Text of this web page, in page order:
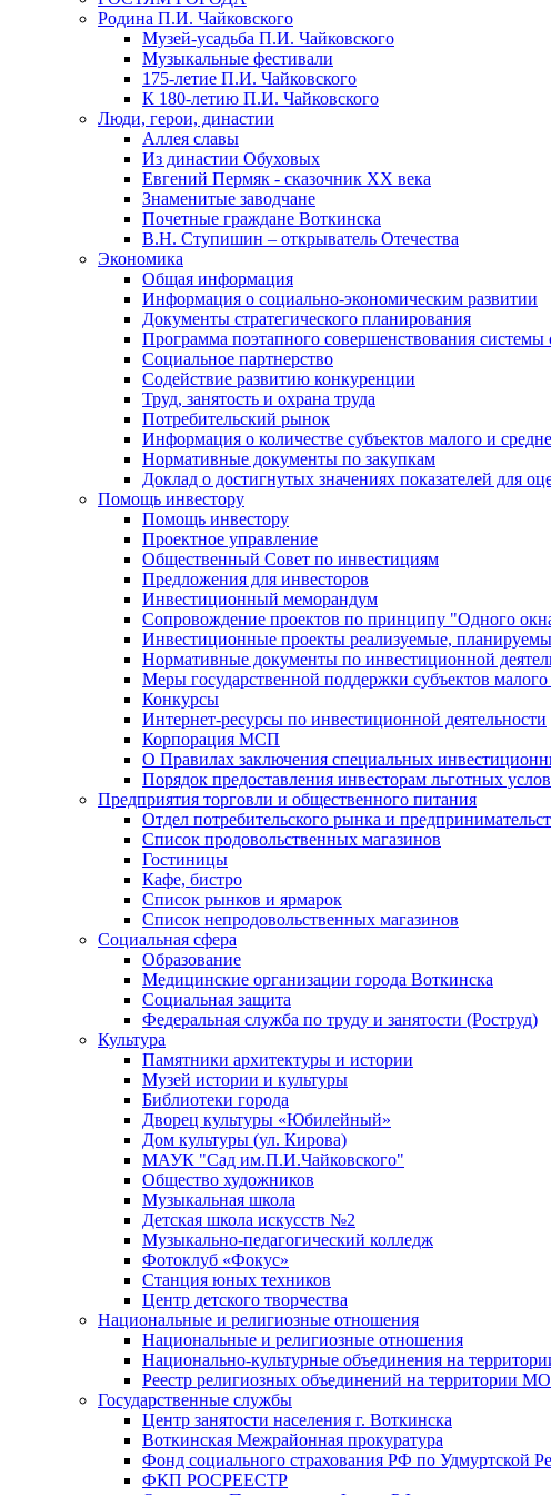
Родина П.И. Чайковского
Музей-усадьба П.И. Чайковского
Музыкальные фестивали
175-летие П.И. Чайковского
К 180-летию П.И. Чайковского
Люди, герои, династии
Аллея славы
Из династии Обуховых
Евгений Пермяк - сказочник XX века
Знаменитые заводчане
Почетные граждане Воткинска
В.Н. Ступишин – открыватель Отечества
Экономика
Общая информация
Информация о социально-экономическим развитии
Документы стратегического планирования
Программа поэтапного совершенствования
Социальное партнерство
Содействие развитию конкуренции
Труд, занятость и охрана труда
Потребительский рынок
Информация о количестве субъектов малого и
Нормативные документы по закупкам
Доклад о достигнутых значениях показателей для
Помощь инвестору
Помощь инвестору
Проектное управление
Общественный Совет по инвестициям
Предложения для инвесторов
Инвестиционный меморандум
Сопровождение проектов по принципу "Oдного
Инвестиционные проекты реализуемые,
Нормативные документы по инвестиционной
Меры государственной поддержки субъектов
Конкурсы
Интернет-ресурсы по инвестиционной деятельности
Корпорация МСП
О Правилах заключения специальных
Порядок предоставления инвесторам льготных
Предприятия торговли и общественного питания
Отдел потребительского рынка и
Список продовольственных магазинов
Гостиницы
Кафе, бистро
Cписок рынков и ярмарок
Список непродовольственных магазинов
Социальная сфера
Образование
Медицинские организации города Воткинска
Социальная защита
Федеральная служба по труду и занятости (Роструд)
Культура
Памятники архитектуры и истории
Музей истории и культуры
Библиотеки города
Дворец культуры «Юбилейный»
Дом культуры (ул. Кирова)
МАУК "Сад им.П.И.Чайковского"
Общество художников
Музыкальная школа
Детская школа искусств №2
Музыкально-педагогический колледж
Фотоклуб «Фокус»
Станция юных техников
Центр детского творчества
Национальные и религиозные отношения
Национальные и религиозные отношения
Национально-культурные объединения на
Реестр религиозных объединений на территории
Государственные службы
Центр занятости населения г. Воткинска
Воткинская Межрайонная прокуратура
Фонд социального страхования РФ по Удмуртской
ФКП РОСРЕЕСТР